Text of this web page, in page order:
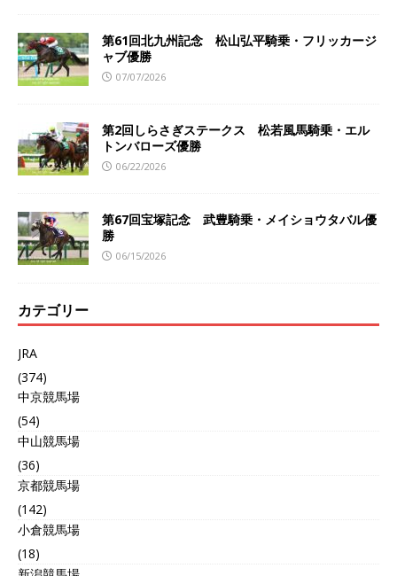
第61回北九州記念 松山弘平騎乗・フリッカージ
ャブ優勝
07/07/2026
第2回しらさぎステークス 松若風馬騎乗・エル
トンバローズ優勝
06/22/2026
第67回宝塚記念 武豊騎乗・メイショウタバル優
勝
06/15/2026
カテゴリー
JRA
(374)
中京競馬場
(54)
中山競馬場
(36)
京都競馬場
(142)
小倉競馬場
(18)